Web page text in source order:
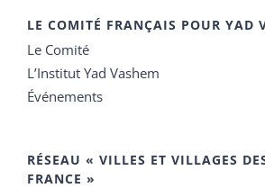
LE COMITÉ FRANÇAIS POUR YAD
Le Comité
L’Institut Yad Vashem
Événements
RÉSEAU « VILLES ET VILLAGES
FRANCE »